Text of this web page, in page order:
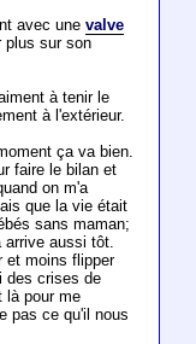
avec une valve
plus sur son
à tenir le
à l'extérieur.
ça va bien.
faire le bilan et
on m'a
que la vie était
sans maman;
arrive aussi tôt.
et moins flipper
des crises de
là pour me
pas ce qu'il nous